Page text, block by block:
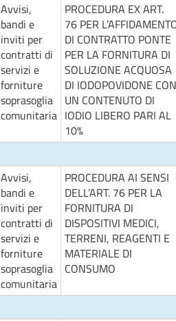
Avvisi,
bandi e
inviti per
contratti di
servizi e
forniture
soprasoglia
comunitaria
PROCEDURA EX ART.
76 PER
DI CONTRATTO PONTE
PER LA FORNITURA DI
SOLUZIONE ACQUOSA
DI IODOPOVIDONE CON
UN CONTENUTO DI
IODIO LIBERO PARI AL
10%
Avvisi,
bandi e
inviti per
contratti di
servizi e
forniture
soprasoglia
comunitaria
PROCEDURA AI SENSI
DELL’ART. 76 PER LA
FORNITURA DI
DISPOSITIVI MEDICI,
TERRENI, REAGENTI E
MATERIALE DI
CONSUMO